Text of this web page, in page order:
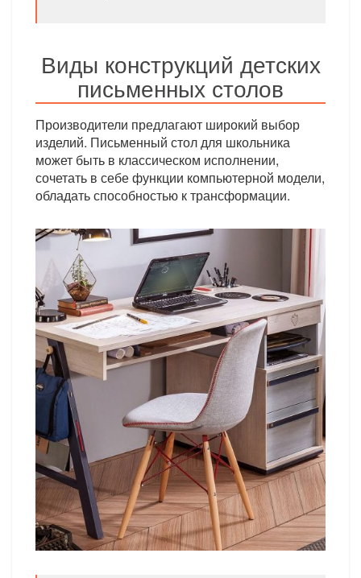
Виды конструкций детских
письменных столов
Производители предлагают широкий выбор
изделий. Письменный стол для школьника
может быть в классическом исполнении,
сочетать в себе функции компьютерной модели,
обладать способностью к трансформации.